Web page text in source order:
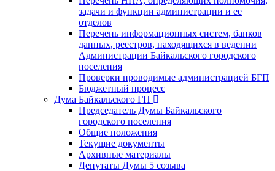
задачи и функции администрации и ее
отделов
Перечень информационных систем, банков
данных, реестров, находящихся в ведении
Администрации Байкальского городского
поселения
Проверки проводимые администрацией БГП
Бюджетный процесс
Дума Байкальского ГП
Председатель Думы Байкальского
городского поселения
Общие положения
Текущие документы
Архивные материалы
Депутаты Думы 5 созыва